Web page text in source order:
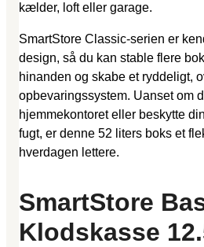
kælder, loft eller garage.
SmartStore Classic-serien er
design, så du kan stable flere
hinanden og skabe et ryddeligt,
opbevaringssystem. Uanset om
hjemmekontoret eller beskytte
fugt, er denne 52 liters boks et
hverdagen lettere.
SmartStore
Klodskasse